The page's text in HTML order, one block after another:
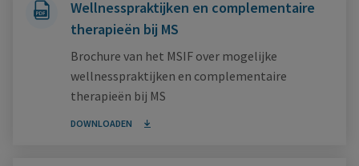
Wellnesspraktijken en complementaire
therapieën bij MS
Brochure van het MSIF over mogelijke
wellnesspraktijken en complementaire
therapieën bij MS
DOWNLOADEN